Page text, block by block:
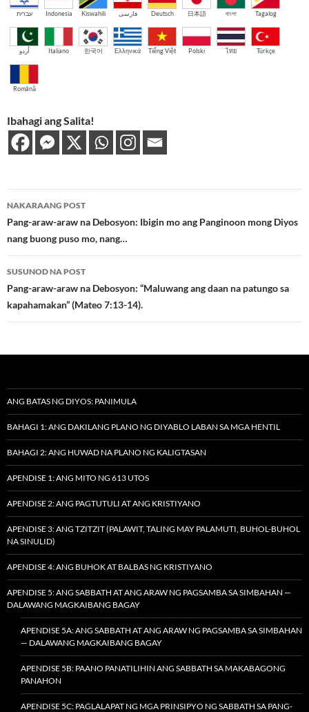
עברית Indonesia Kiswahili فارسی Deutsch 日本語 বাংলা Tagalog
اُردو Italiano 한국어 Ελληνικά Tiếng Việt Polski ไทย Türkçe
Română
Ibahagi ang Salita!
Post
navigation
NAKARAANG POST
Pang-araw-araw na Debosyon: Ibigin mo ang Panginoon mong Diyos
nang buong puso mo, nang…
SUSUNOD NA POST
Pang-araw-araw na Debosyon: “Maluwang ang daan na patungo sa
kapahamakan” (Mateo 7:13-14).
ANG BATAS NG DIYOS: PANIMULA
BAHAGI 1: ANG DAKILANG PLANO NG DIYABLO LABAN SA MGA HENTIL
BAHAGI 2: ANG HUWAD NA PLANO NG KALIGTASAN
APENDISE 1: ANG MITO NG 613 UTOS
APENDISE 2: ANG PAGTUTULI AT ANG KRISTIYANO
APENDISE 3: ANG TZITZIT (PALAWIT, TALING MAY PALAMUTI, BUHOL-BUHOL
NA SINULID)
APENDISE 4: ANG BUHOK AT BALBAS NG KRISTIYANO
APENDISE 5: ANG SABBATH AT ANG ARAW NG PAGSAMBA SA SIMBAHAN —
DALAWANG MAGKAIBANG BAGAY
APENDISE 5A: ANG SABBATH AT ANG ARAW NG PAGSAMBA SA SIMBAHAN
— DALAWANG MAGKAIBANG BAGAY
APENDISE 5B: PAANO PANATILIHIN ANG SABBATH SA MAKABAGONG
PANAHON
APENDISE 5C: PAGLALAPAT NG MGA PRINSIPYO NG SABBATH SA PANG-